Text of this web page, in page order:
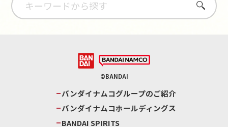
さがす
©BANDAI
バンダイナムコグループのご紹介
バンダイナムコホールディングス
BANDAI SPIRITS